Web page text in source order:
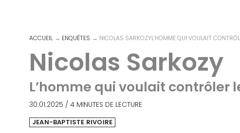
ACCUEIL ENQUÊTES NICOLAS SARKOZYL’HOMME QUI VOULAIT
Nicolas Sarkozy
L’homme qui voulait contrôler
30.01.2025 / 4 MINUTES DE LECTURE
JEAN-BAPTISTE RIVOIRE